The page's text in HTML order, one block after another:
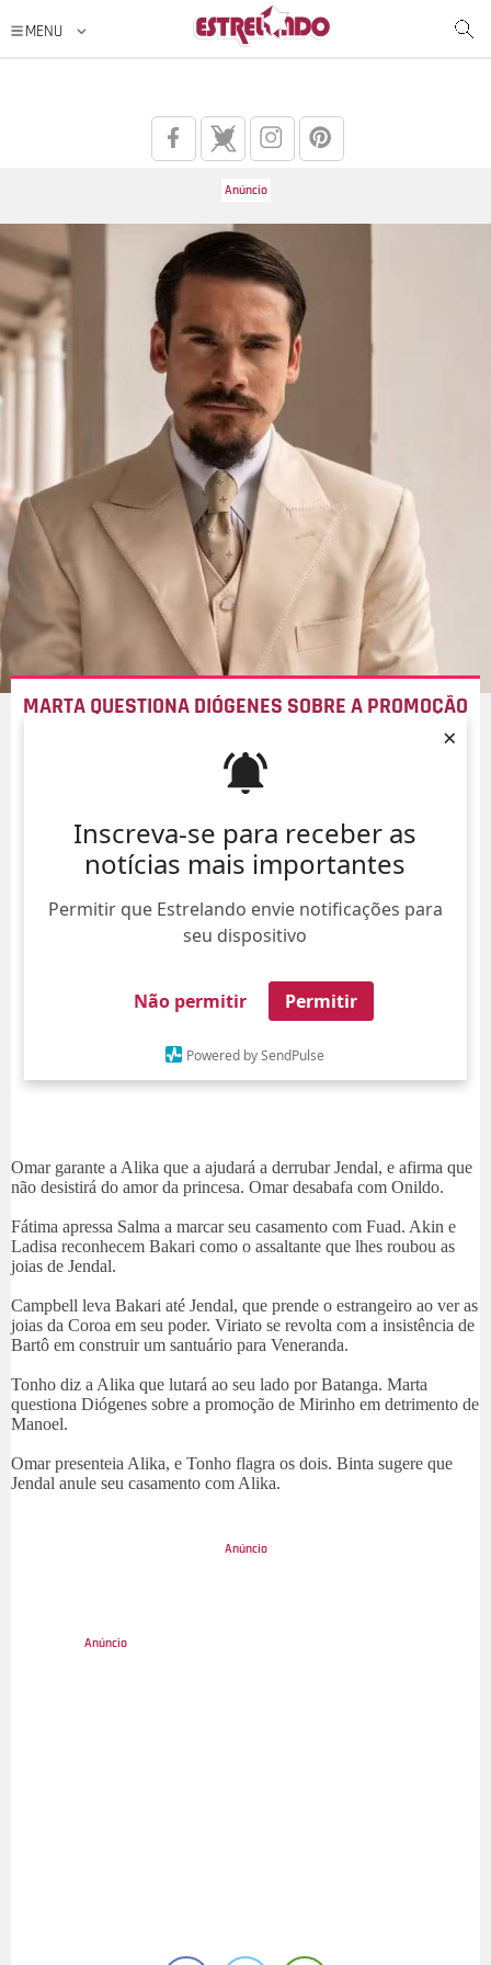
Inscreva-se para receber as
notícias mais importantes
Permitir que Estrelando envie notificações para
seu dispositivo
Não permitir Permitir
Powered by SendPulse
×
MARTA QUESTIONA DIÓGENES SOBRE A PROMOÇÃO
DE MIRINHO EM DETRIMENTO DE MANOEL. VEJA O
NOBREZA DO AMOR
06/Ago/
Omar garante a Alika que a ajudará a derrubar Jendal, e afirma que
não desistirá do amor da princesa. Omar desabafa com Onildo.
Fátima apressa Salma a marcar seu casamento com Fuad. Akin e
Ladisa reconhecem Bakari como o assaltante que lhes roubou as
joias de Jendal.
Campbell leva Bakari até Jendal, que prende o estrangeiro ao ver as
joias da Coroa em seu poder. Viriato se revolta com a insistência de
Bartô em construir um santuário para Veneranda.
Tonho diz a Alika que lutará ao seu lado por Batanga. Marta
questiona Diógenes sobre a promoção de Mirinho em detrimento de
Manoel.
Omar presenteia Alika, e Tonho flagra os dois. Binta sugere que
Jendal anule seu casamento com Alika.